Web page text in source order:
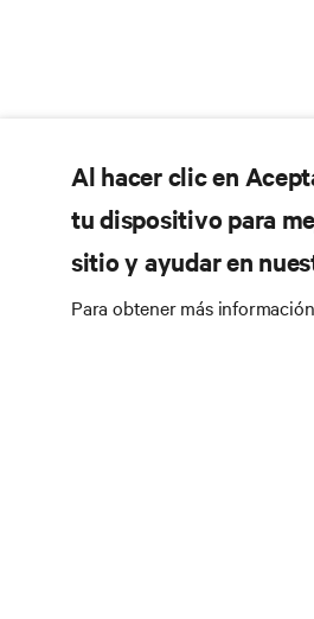
Al hacer clic en
tu dispositivo para
sitio y ayudar en
Para obtener más